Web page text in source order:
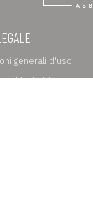
generali d'uso
Whistleblowing